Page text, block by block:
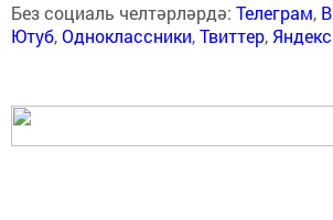
Без социаль челтәрләрдә: Телеграм,
Ютуб,Одноклассники,Твиттер,